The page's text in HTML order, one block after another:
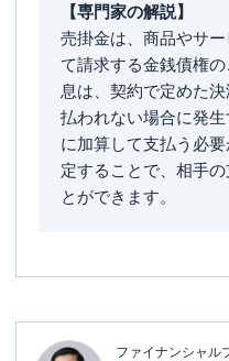
【専門家の解説】
売掛金は、商品やサ
て請求する金銭債権
息は、契約で定めた
払われない場合に発
に加算して支払う必
定することで、相手
とができます。
ファイナンシャル